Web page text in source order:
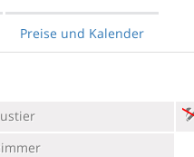
Preise und Kalender